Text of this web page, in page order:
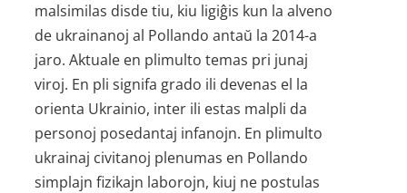
malsimilas disde tiu, kiu ligiĝis kun la alveno
de ukrainanoj al Pollando antaŭ la 2014-a
jaro. Aktuale en plimulto temas pri junaj
viroj. En pli signifa grado ili devenas el la
orienta Ukrainio, inter ili estas malpli da
personoj posedantaj infanojn. En plimulto
ukrainaj civitanoj plenumas en Pollando
simplajn fizikajn laborojn, kiuj ne postulas